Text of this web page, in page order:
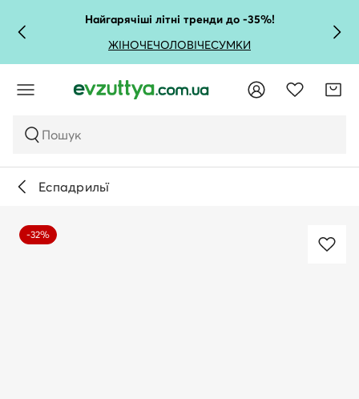
Найгарячіші літні тренди до -35%!
ЖІНОЧЕЧОЛОВІЧЕСУМКИ
Пошук
Еспадрильї
-32%